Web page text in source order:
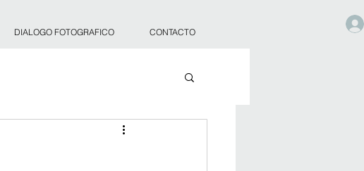
DIALOGO FOTOGRAFICO CONTACTO